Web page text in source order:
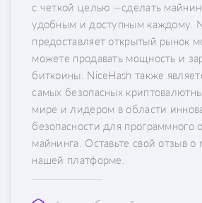
с четкой целью —сделать
удобным и доступным каждому.
предоставляет открытый рынок
можете продавать мощность и
биткоины. NiceHash также
самых безопасных
мире и лидером в области
безопасности для программного
майнинга. Оставьте свой отзыв о
нашей платформе.